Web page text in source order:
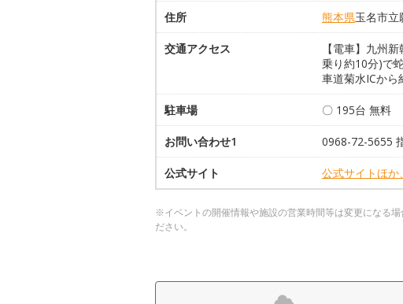
住所 熊本県玉名市立
交通アクセス
【電車】九州
乗り約10分)で
車道菊水ICから
駐車場 〇 195台 無料
お問い合わせ1 0968-72-5655
公式サイト 公式サイトほか
※イベントの開催情報や施設の営業時間等は変更になる
ださい。